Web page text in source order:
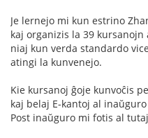
Je lernejo mi kun estrino
kaj organizis la 39 kursanojn
niaj kun verda standardo
atingi la kunvenejo.
Kie kursanoj ĝoje kunvoĉis
kaj belaj E-kantoj al
Post inaŭguro mi fotis al